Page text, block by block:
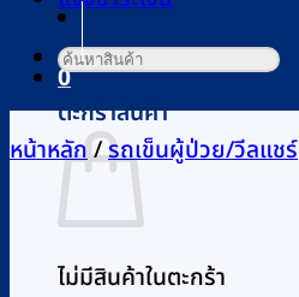
0
ตะกร้าสินค้า
ไม่มีสินค้าในตะกร้า
ค้นหา:
หน้าหลัก/รถเข็นผู้ป่วย/วีลแชร์